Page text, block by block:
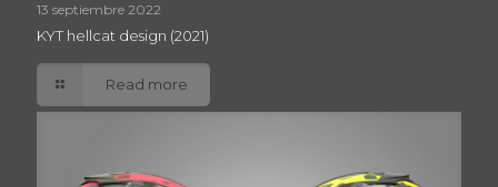
13 septiembre 2022
KYT hellcat design (2021)
Read more